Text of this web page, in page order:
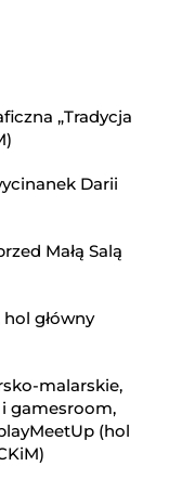
„Tradycja
Darii
Małą Salą
hol główny
malarskie,
gamesroom,
(hol